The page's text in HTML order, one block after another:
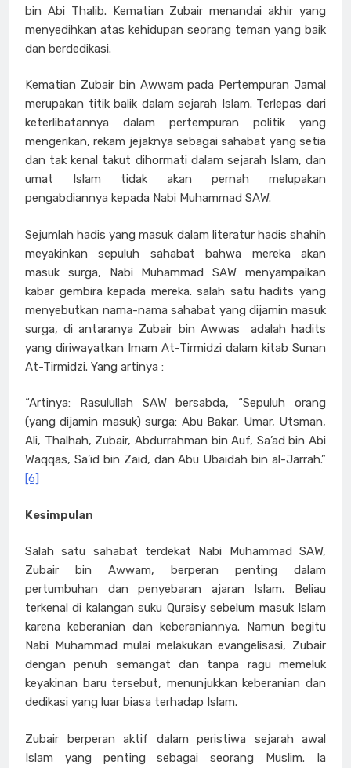
bin Abi Thalib. Kematian Zubair menandai akhir yang
menyedihkan atas kehidupan seorang teman yang baik
dan berdedikasi.
Kematian Zubair bin Awwam pada Pertempuran Jamal
merupakan titik balik dalam sejarah Islam. Terlepas dari
keterlibatannya dalam pertempuran politik yang
mengerikan, rekam jejaknya sebagai sahabat yang setia
dan tak kenal takut dihormati dalam sejarah Islam, dan
umat Islam tidak akan pernah melupakan
pengabdiannya kepada Nabi Muhammad SAW.
Sejumlah hadis yang masuk dalam literatur hadis shahih
meyakinkan sepuluh sahabat bahwa mereka akan
masuk surga, Nabi Muhammad SAW menyampaikan
kabar gembira kepada mereka. salah satu hadits yang
menyebutkan nama-nama sahabat yang dijamin masuk
surga, di antaranya Zubair bin Awwas adalah hadits
yang diriwayatkan Imam At-Tirmidzi dalam kitab Sunan
At-Tirmidzi. Yang artinya :
“Artinya: Rasulullah SAW bersabda, “Sepuluh orang
(yang dijamin masuk) surga: Abu Bakar, Umar, Utsman,
Ali, Thalhah, Zubair, Abdurrahman bin Auf, Sa’ad bin Abi
Waqqas, Sa’id bin Zaid, dan Abu Ubaidah bin al-Jarrah.”
[6]
Kesimpulan
Salah satu sahabat terdekat Nabi Muhammad SAW,
Zubair bin Awwam, berperan penting dalam
pertumbuhan dan penyebaran ajaran Islam. Beliau
terkenal di kalangan suku Quraisy sebelum masuk Islam
karena keberanian dan keberaniannya. Namun begitu
Nabi Muhammad mulai melakukan evangelisasi, Zubair
dengan penuh semangat dan tanpa ragu memeluk
keyakinan baru tersebut, menunjukkan keberanian dan
dedikasi yang luar biasa terhadap Islam.
Zubair berperan aktif dalam peristiwa sejarah awal
Islam yang penting sebagai seorang Muslim. Ia